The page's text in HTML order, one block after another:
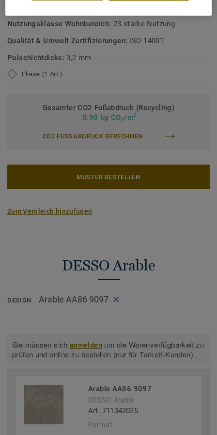
Nutzungsklasse Wohnbereich: 23 starke Nutzung
Qualität & Umwelt Zertifizierungen: ISO 14001
Polschichtdicke: 3,2 mm
Fliese (1 Art.)
Gesamter CO2 Fußabdruck (Recycling)
0.90 kg CO2/m2
CO2 FUSSABDRUCK BERECHNEN
MUSTER BESTELLEN
Zum Vergleich hinzufügen
DESSO Arable
DESIGN Arable AA86 9097
Sie müssen sichanmelden um die Warenverfügbarkeit zu
prüfen und online zu bestellen (nur für Tarkett-Kunden).
Arable AA86 9097
DESSO Arable
Art. 711342025
Format